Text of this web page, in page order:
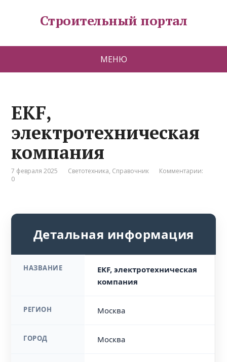
Строительный портал
МЕНЮ
EKF,
электротехническая
компания
7 февраля 2025 Светотехника, Справочник
Комментарии:
0
Детальная информация
НАЗВАНИЕ
EKF, электротехническая
компания
РЕГИОН Москва
ГОРОД Москва